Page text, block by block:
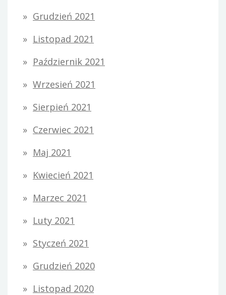
Grudzień 2021
Listopad 2021
Październik 2021
Wrzesień 2021
Sierpień 2021
Czerwiec 2021
Maj 2021
Kwiecień 2021
Marzec 2021
Luty 2021
Styczeń 2021
Grudzień 2020
Listopad 2020